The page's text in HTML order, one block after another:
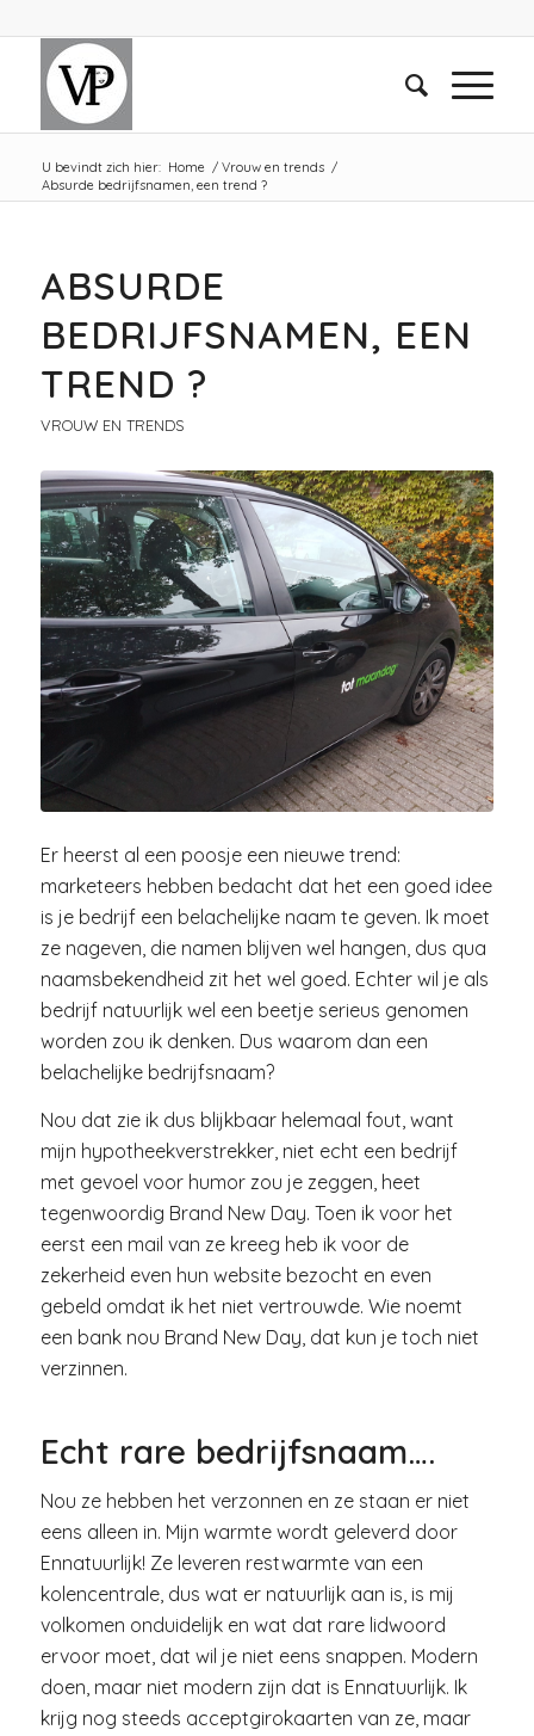
U bevindt zich hier: Home / Vrouw en trends /
Absurde bedrijfsnamen, een trend ?
ABSURDE
BEDRIJFSNAMEN, EEN
TREND ?
VROUW EN TRENDS
Er heerst al een poosje een nieuwe trend:
marketeers hebben bedacht dat het een goed idee
is je bedrijf een belachelijke naam te geven. Ik moet
ze nageven, die namen blijven wel hangen, dus qua
naamsbekendheid zit het wel goed. Echter wil je als
bedrijf natuurlijk wel een beetje serieus genomen
worden zou ik denken. Dus waarom dan een
belachelijke bedrijfsnaam?
Nou dat zie ik dus blijkbaar helemaal fout, want
mijn hypotheekverstrekker, niet echt een bedrijf
met gevoel voor humor zou je zeggen, heet
tegenwoordig Brand New Day. Toen ik voor het
eerst een mail van ze kreeg heb ik voor de
zekerheid even hun website bezocht en even
gebeld omdat ik het niet vertrouwde. Wie noemt
een bank nou Brand New Day, dat kun je toch niet
verzinnen.
Echt rare bedrijfsnaam….
Nou ze hebben het verzonnen en ze staan er niet
eens alleen in. Mijn warmte wordt geleverd door
Ennatuurlijk! Ze leveren restwarmte van een
kolencentrale, dus wat er natuurlijk aan is, is mij
volkomen onduidelijk en wat dat rare lidwoord
ervoor moet, dat wil je niet eens snappen. Modern
doen, maar niet modern zijn dat is Ennatuurlijk. Ik
krijg nog steeds acceptgirokaarten van ze, maar